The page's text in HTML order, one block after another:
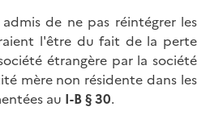
de ne pas réintégrer les
l'être du fait de la perte
étrangère par la société
mère non résidente dans les
au I-B § 30.